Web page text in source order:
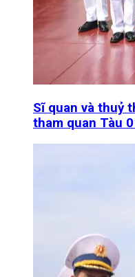
Sĩ quan và thuỷ
tham quan Tàu